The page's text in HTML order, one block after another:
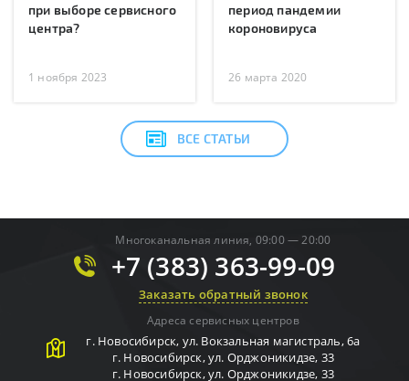
при выборе сервисного
центра?
1 ноября 2023
период пандемии
короновируса
26 марта 2020
ВСЕ СТАТЬИ
Многоканальная линия, 09:00 — 20:00
+7 (383) 363-99-09
Заказать обратный звонок
Адреса сервисных центров
г. Новосибирск, ул. Вокзальная магистраль, 6а
г. Новосибирск,ул. Орджоникидзе, 33
г. Новосибирск,ул. Орджоникидзе, 33